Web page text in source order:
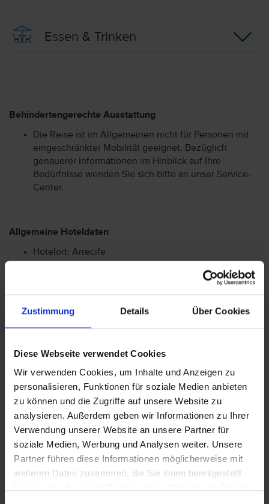
Zustimmung Details Über Cookies
Diese Webseite verwendet Cookies
Wir verwenden Cookies, um Inhalte und Anzeigen zu
personalisieren, Funktionen für soziale Medien anbieten
zu können und die Zugriffe auf unsere Website zu
analysieren. Außerdem geben wir Informationen zu Ihrer
Verwendung unserer Website an unsere Partner für
soziale Medien, Werbung und Analysen weiter. Unsere
Partner führen diese Informationen möglicherweise mit
weiteren Daten zusammen, die Sie ihnen bereitgestellt
Essen & Trinken
Behindertengerechte Ausstattung
Die Reise ist im Allgemeinen nicht für Personen mit
eingeschränkter Mobilität geeignet. Bezüglich
genauerer Informationen im Hinblick auf Ihre
Bedürfnisse wenden Sie sich bitte an unser Service-
Center.
Allgemeine Hoteldaten
Hotelort: Arrecife
Landeskategorie: Aktuell liegen uns keine Kenntnisse
Flughafen bei einigen Fluggesellschaften kostenpflichtig
können je nach Fluggesellschaft variieren. Informationen
erhalten Sie im Servicebereich unter Rund um die Reise bei
Informationen zu Fluggesellschaftenvtours
Gepäckinformationen.
Wir möchten Sie darauf aufmerksam machen, dass Sie am
Ankunftstag ab 15 Uhr (örtliche Abweichung vorbehalten) in
Ihr Hotel einchecken können. An Ihrem Abreisetag können
Sie Ihr Zimmer bis 11 Uhr (örtliche Abweichung vorbehalten)
nutzen. Bitte beachten Sie, dass es bei Nur-Hotel-